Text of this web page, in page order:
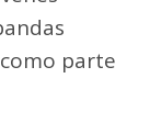
parte